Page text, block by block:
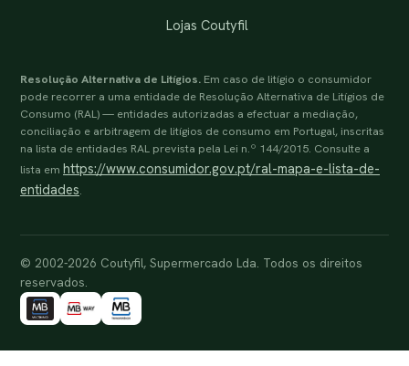
Lojas Coutyfil
Resolução Alternativa de Litígios. Em caso de litígio o consumidor
pode recorrer a uma entidade de Resolução Alternativa de Litígios de
Consumo (RAL) — entidades autorizadas a efectuar a mediação,
conciliação e arbitragem de litígios de consumo em Portugal, inscritas
na lista de entidades RAL prevista pela Lei n.º 144/2015. Consulte a
lista em https://www.consumidor.gov.pt/ral-mapa-e-lista-de-
entidades.
© 2002-2026 Coutyfil, Supermercado Lda. Todos os direitos
reservados.